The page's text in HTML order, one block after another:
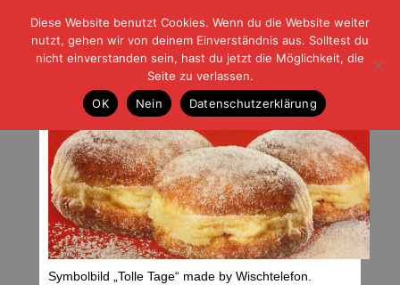
| | |BLOG-GFußball und der Rest
HOME|REGELN|IMPRESSUM |DATENSCHUTZ
Tolle Tage
Dienstag, 12.02.13 | 06:24 Uhr
Symbolbild „Tolle Tage“ made by Wischtelefon.
Diese Website benutzt Cookies. Wenn du die Website weiter
nutzt, gehen wir von deinem Einverständnis aus. Solltest du
nicht einverstanden sein, hast du jetzt die Möglichkeit, die
Seite zu verlassen.
OK
Nein Datenschutzerklärung